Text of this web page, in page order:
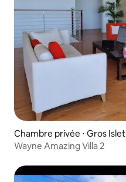
Chambre privée ⋅ Gros Islet
Wayne Amazing Villa 2